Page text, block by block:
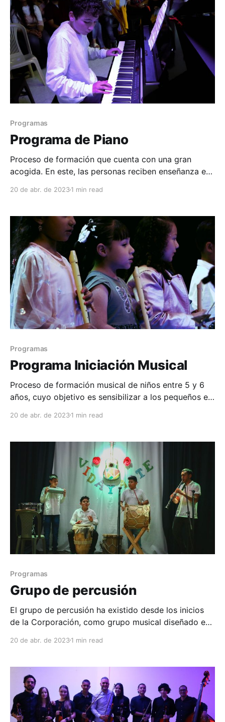
el
Programas
Programa de Piano
Proceso de formación que cuenta con una gran
acogida. En este, las personas reciben enseñanza en
inicios en el año 2015. El programa ha ido
progresivamente despertando el interés de niños
20 de abr. de 20231 min read
Programas
Programa Iniciación Musical
Proceso de formación musical de niños entre 5 y 6
años, cuyo objetivo es sensibilizar a los pequeños en
como fase final, la interpretación de instrumentos
xilófono entre otros. El futbol deja senales
20 de abr. de 20231 min read
Programas
Grupo de percusión
El grupo de percusión ha existido desde los inicios
de la Corporación, como grupo musical diseñado en
danza tanto en escenario como en desfiles, pero con
individual de montajes rítmicos que lo han
20 de abr. de 20231 min read